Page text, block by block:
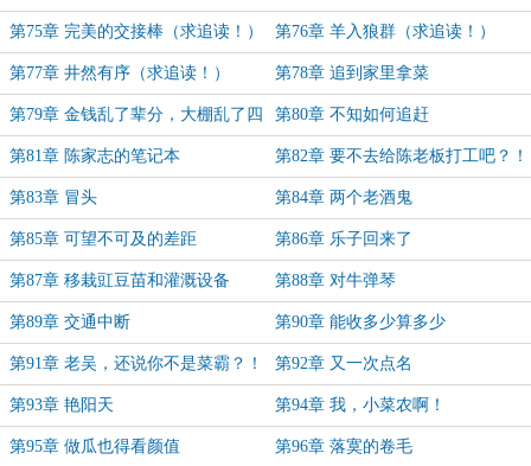
第75章 完美的交接棒（求追读！） 第76章 羊入狼群（求追读！）
第77章 井然有序（求追读！） 第78章 追到家里拿菜
第79章 金钱乱了辈分，大棚乱了四
季
第80章 不知如何追赶
第81章 陈家志的笔记本 第82章 要不去给陈老板打工吧？！
第83章 冒头 第84章 两个老酒鬼
第85章 可望不可及的差距 第86章 乐子回来了
第87章 移栽豇豆苗和灌溉设备 第88章 对牛弹琴
第89章 交通中断 第90章 能收多少算多少
第91章 老吴，还说你不是菜霸？！ 第92章 又一次点名
第93章 艳阳天 第94章 我，小菜农啊！
第95章 做瓜也得看颜值 第96章 落寞的卷毛